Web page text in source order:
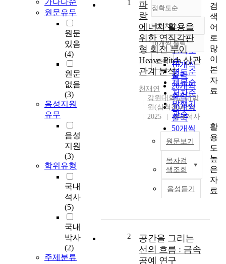
가나다순
원문유무
원문
있음
(4)
원문
없음
(3)
음성지원
유무
음성
지원
(3)
학위유형
국내
석사
(5)
국내
박사
(2)
주제분류
정확도순
정확도
순
인기도
순
연도순
제목순
저자순
발행기
관순
내림차순
내림차순
10개씩 출력
10개씩
출력
20개씩
출력
30개씩
출력
50개씩
출력
100개씩
출력
조회
1
파
랑
에너지 활용을
위한 연직각판
형 회전 부이
Heave-Pitch 상관
관계 분석
천재연
강원대학교 대학
원(삼척캠퍼스)
2025
국내석사
원문보기
목차검
색조회
음성듣기
2
공간을 그리는
선의 흐름 : 금속
공예 연구
검
색
어
로
많
이
본
자
료
활
용
도
높
은
자
료